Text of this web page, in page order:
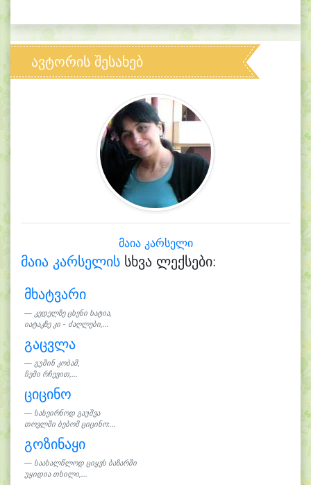
ავტორის შესახებ
მაია კარსელი
მაია კარსელის სხვა ლექსები:
მხატვარი
კედელზე ცხენი ხატია,
იატაკზე კი - ძაღლები,...
გაცვლა
გუშინ კობამ,
ჩემი რჩევით,...
ციცინო
სასეირნოდ გაუშვა
თოვლში ბებომ ციცინო:...
გოზინაყი
საახალწლოდ ციყვს ბაზარში
უყიდია თხილი,...